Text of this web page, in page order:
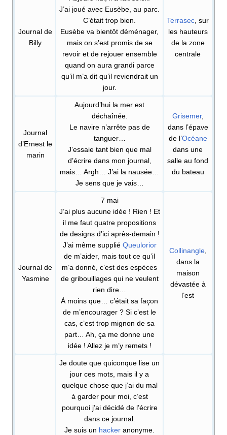
Journal de
Billy
J’ai joué avec Eusèbe, au parc.
C’était trop bien.
Eusèbe va bientôt déménager,
mais on s’est promis de se
revoir et de rejouer ensemble
quand on aura grandi parce
qu’il m’a dit qu’il reviendrait un
jour.
Terrasec, sur
les hauteurs
de la zone
centrale
Journal
d’Ernest le
marin
Aujourd’hui la mer est
déchaînée.
Le navire n’arrête pas de
tanguer…
J’essaie tant bien que mal
d’écrire dans mon journal,
mais… Argh… J’ai la nausée…
Je sens que je vais…
Grisemer,
dans l’épave
de l’Océane
dans une
salle au fond
du bateau
Journal de
Yasmine
7 mai
J’ai plus aucune idée ! Rien ! Et
il me faut quatre propositions
de designs d’ici après-demain !
J’ai même supplié Queulorior
de m’aider, mais tout ce qu’il
m’a donné, c’est des espèces
de gribouillages qui ne veulent
rien dire…
À moins que… c’était sa façon
de m’encourager ? Si c’est le
cas, c’est trop mignon de sa
part… Ah, ça me donne une
idée ! Allez je m’y remets !
Collinangle,
dans la
maison
dévastée à
l’est
Je doute que quiconque lise un
jour ces mots, mais il y a
quelque chose que j’ai du mal
à garder pour moi, c’est
pourquoi j’ai décidé de l’écrire
dans ce journal.
Je suis un hacker anonyme.